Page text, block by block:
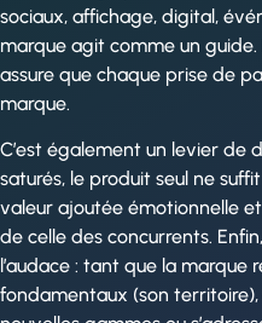
sociaux, affichage, digital,
marque agit comme un
assure que chaque prise de
marque.
C’est également un levier de
saturés, le produit seul ne
valeur ajoutée émotionnelle
de celle des concurrents.
l’audace : tant que la marque
fondamentaux (son